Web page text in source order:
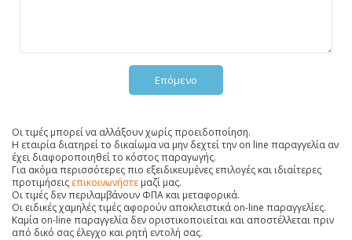
Επόμενο
Οι τιμές μπορεί να αλλάξουν χωρίς προειδοποίηση.
Η εταιρία διατηρεί το δικαίωμα να μην δεχτεί την on line παραγγελία αν
έχει διαφοροποιηθεί το κόστος παραγωγής.
Για ακόμα περισσότερες πιο εξειδικευμένες επιλογές και ιδιαίτερες
προτιμήσεις επικοινωνήστε μαζί μας.
Οι τιμές δεν περιλαμβάνουν ΦΠΑ και μεταφορικά.
Οι ειδικές χαμηλές τιμές αφορούν αποκλειστικά on-line παραγγελίες.
Καμία on-line παραγγελία δεν οριστικοποιείται και αποστέλλεται πριν
από δικό σας έλεγχο και ρητή εντολή σας.